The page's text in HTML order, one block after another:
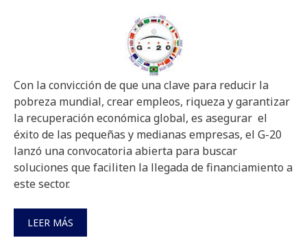
Con la convicción de que una clave para reducir la
pobreza mundial, crear empleos, riqueza y garantizar
la recuperación económica global, es asegurar el
éxito de las pequeñas y medianas empresas, el G-20
lanzó una convocatoria abierta para buscar
soluciones que faciliten la llegada de financiamiento a
este sector.
LEER MÁS